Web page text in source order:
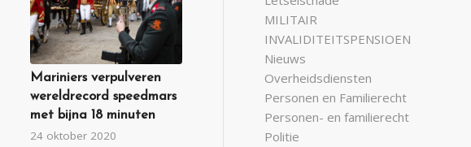
Mariniers verpulveren
wereldrecord speedmars
met bijna 18 minuten
24 oktober 2020
MILITAIR
INVALIDITEITSPENSIOEN
Nieuws
Overheidsdiensten
Personen en Familierecht
Personen- en familierecht
Politie